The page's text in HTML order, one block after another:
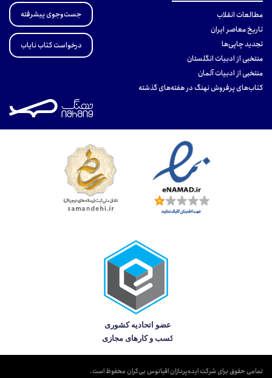
مطالعات انقلاب
تاریخ معاصر ایران
تجدید چاپی‌ها
منتخبی از ادبیات انگلستان
منتخبی از ادبیات آلمان
کتاب‌های پرفروش نهنگ در هفته‌های گذشته
جست‌وجوی پیشرفته
درخواست کتاب نایاب
تمامی حقوق برای شرکت ایده‌پردازان اقیانوس بی‌کران محفوظ است.